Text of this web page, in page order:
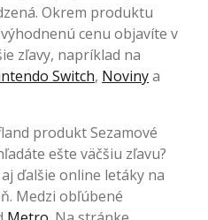
Okrem produktu
cenu objavíte v
zľavy, napríklad na
Switch, Novinya
produkt Sezamové
ešte väčšiu zľavu?
ďalšie online letáky na
Medzi obľúbené